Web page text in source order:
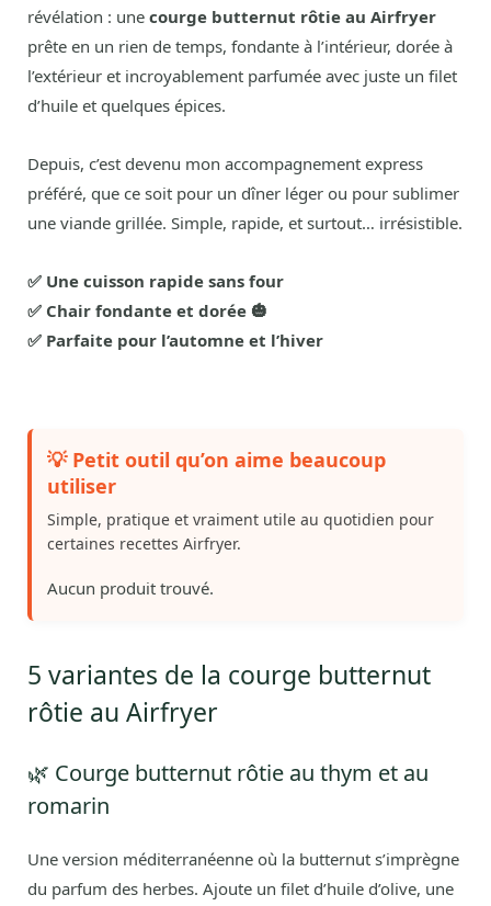
révélation : une courge butternut rôtie au Airfryer
prête en un rien de temps, fondante à l’intérieur, dorée à
l’extérieur et incroyablement parfumée avec juste un filet
d’huile et quelques épices.
Depuis, c’est devenu mon accompagnement express
préféré, que ce soit pour un dîner léger ou pour sublimer
une viande grillée. Simple, rapide, et surtout… irrésistible.
✅ Une cuisson rapide sans four
✅ Chair fondante et dorée 🎃
✅ Parfaite pour l’automne et l’hiver
💡 Petit outil qu’on aime beaucoup
utiliser
Simple, pratique et vraiment utile au quotidien pour
certaines recettes Airfryer.
Aucun produit trouvé.
5 variantes de la courge butternut
rôtie au Airfryer
🌿 Courge butternut rôtie au thym et au
romarin
Une version méditerranéenne où la butternut s’imprègne
du parfum des herbes. Ajoute un filet d’huile d’olive, une